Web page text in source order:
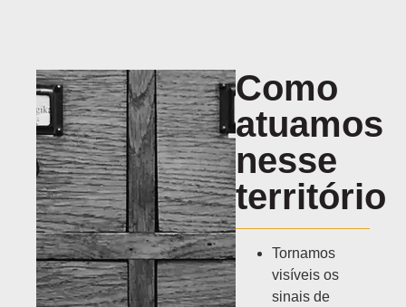
Como
atuamos
nesse
território​
Tornamos
visíveis os
sinais de